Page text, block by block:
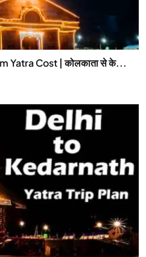
Yatra Cost | कोलकाता से के...